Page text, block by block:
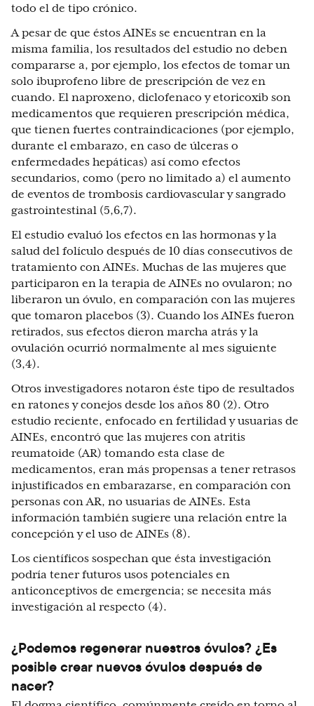
todo el de tipo crónico.
A pesar de que éstos AINEs se encuentran en la
misma familia, los resultados del estudio no deben
compararse a, por ejemplo, los efectos de tomar un
solo ibuprofeno libre de prescripción de vez en
cuando. El naproxeno, diclofenaco y etoricoxib son
medicamentos que requieren prescripción médica,
que tienen fuertes contraindicaciones (por ejemplo,
durante el embarazo, en caso de úlceras o
enfermedades hepáticas) así como efectos
secundarios, como (pero no limitado a) el aumento
de eventos de trombosis cardiovascular y sangrado
gastrointestinal (5,6,7).
El estudio evaluó los efectos en las hormonas y la
salud del folículo después de 10 días consecutivos de
tratamiento con AINEs. Muchas de las mujeres que
participaron en la terapia de AINEs no ovularon; no
liberaron un óvulo, en comparación con las mujeres
que tomaron placebos (3). Cuando los AINEs fueron
retirados, sus efectos dieron marcha atrás y la
ovulación ocurrió normalmente al mes siguiente
(3,4).
Otros investigadores notaron éste tipo de resultados
en ratones y conejos desde los años 80 (2). Otro
estudio reciente, enfocado en fertilidad y usuarias de
AINEs, encontró que las mujeres con atritis
reumatoide (AR) tomando esta clase de
medicamentos, eran más propensas a tener retrasos
injustificados en embarazarse, en comparación con
personas con AR, no usuarias de AINEs. Esta
información también sugiere una relación entre la
concepción y el uso de AINEs (8).
Los científicos sospechan que ésta investigación
podría tener futuros usos potenciales en
anticonceptivos de emergencia; se necesita más
investigación al respecto (4).
¿Podemos regenerar nuestros óvulos? ¿Es
posible crear nuevos óvulos después de
nacer?